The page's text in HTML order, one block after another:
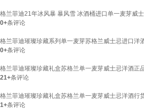
格兰菲迪21年冰风暴 暴风雪 冰酒桶进口单一麦芽威
0+条评论
格兰菲迪璀璨珍藏系列单一麦芽苏格兰威士忌进口
0+条评论
格兰菲迪璀璨珍藏礼盒苏格兰单一麦芽威士忌洋酒正
21+条评论
格兰菲迪璀璨珍藏礼盒苏格兰单一麦芽威士忌洋酒行
1+条评论